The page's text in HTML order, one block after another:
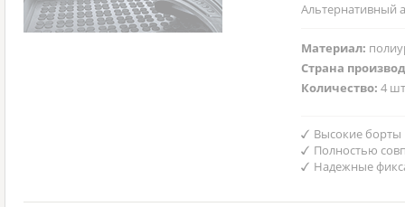
Альтернативный
Материал:
Страна
Количество:4
Высокие борты
Полностью
Надежные